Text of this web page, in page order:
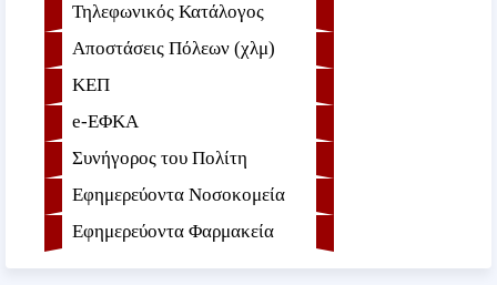
Τηλεφωνικός Κατάλογος
Αποστάσεις Πόλεων (χλμ)
ΚΕΠ
e-ΕΦKA
Συνήγορος του Πολίτη
Εφημερεύοντα Νοσοκομεία
Εφημερεύοντα Φαρμακεία